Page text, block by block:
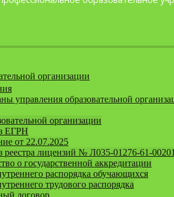
организации
управления образовательной
организации
ЕГРН
от 22.07.2025
реестра лицензий № Л035-01276-61-
о государственной аккредитации
распорядка обучающихся
трудового распорядка